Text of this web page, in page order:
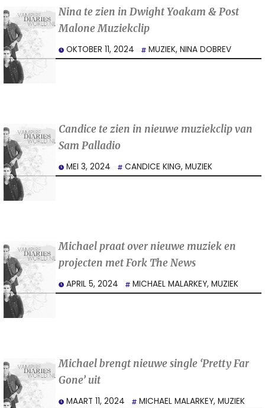
Nina te zien in Dwight Yoakam & Post
Malone Muziekclip
OKTOBER 11, 2024 MUZIEK,NINA DOBREV
Candice te zien in nieuwe muziekclip van
Sam Palladio
MEI 3, 2024 CANDICE KING,MUZIEK
Michael praat over nieuwe muziek en
projecten met Fork The News
APRIL 5, 2024 MICHAEL MALARKEY,MUZIEK
Michael brengt nieuwe single ‘Pretty Far
Gone’ uit
MAART 11, 2024 MICHAEL MALARKEY,MUZIEK